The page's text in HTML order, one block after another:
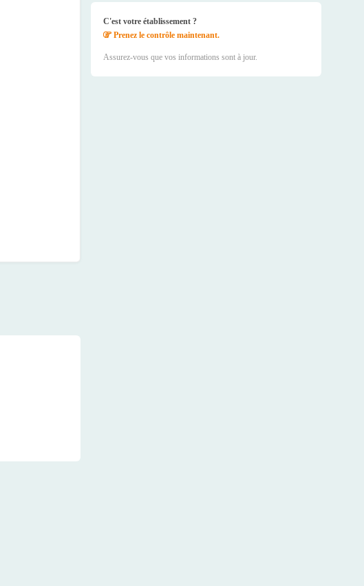
C'est votre établissement ?
Prenez le contrôle maintenant.
Assurez-vous que vos informations sont à jour.